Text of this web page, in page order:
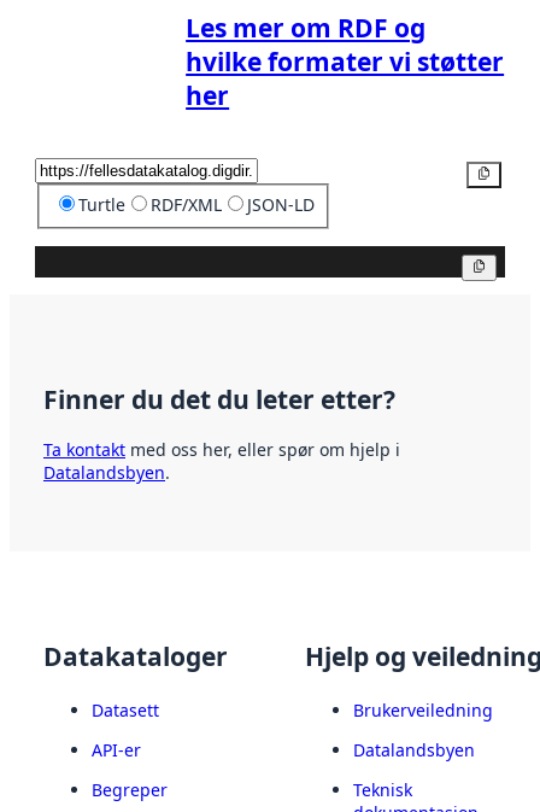
Les mer om RDF og
hvilke formater vi støtter
her
Turtle RDF/XML JSON-LD
Finner du det du leter etter?
Ta kontakt med oss her, eller spør om hjelp i
Datalandsbyen.
Datakataloger
Datasett
API-er
Begreper
Hjelp og
Brukerveiledning
Datalandsbyen
Teknisk